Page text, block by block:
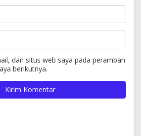
dan situs web saya pada peramban
berikutnya.